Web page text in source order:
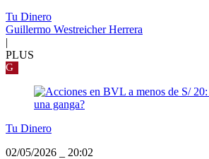
Tu Dinero
Guillermo Westreicher Herrera
|
PLUS
G
Tu Dinero
02/05/2026
20:02